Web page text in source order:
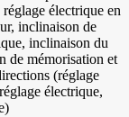
électrique en
inclinaison de
inclinaison du
de mémorisation et
(réglage
électrique,